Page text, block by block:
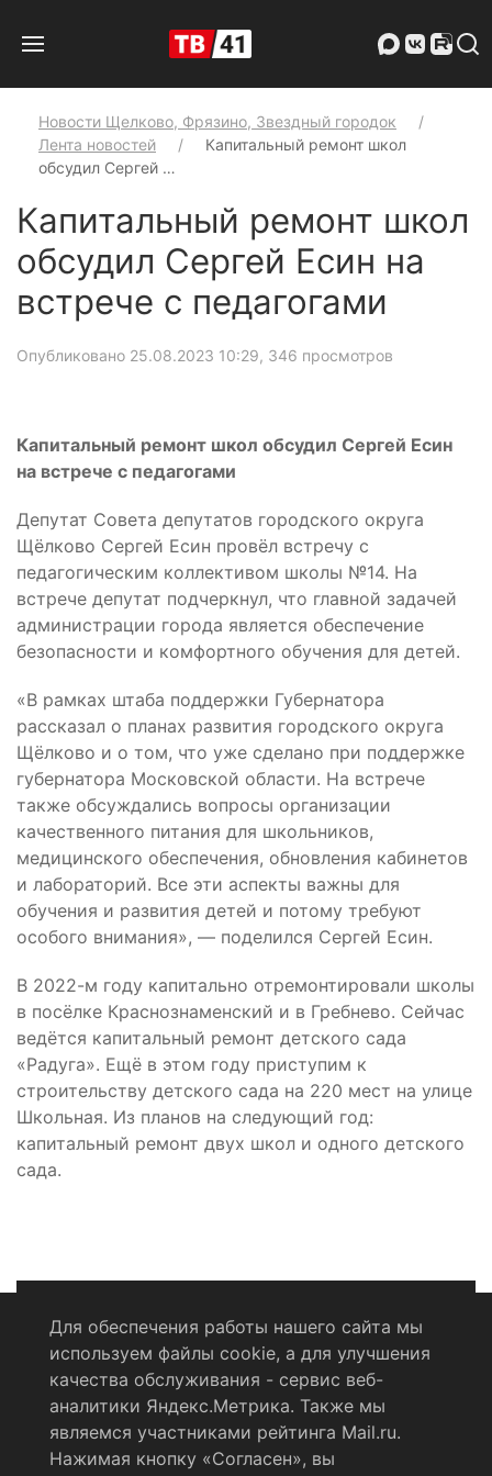
Новости Щелково, Фрязино, Звездный городок
Лента новостей
Капитальный ремонт школ
обсудил Сергей …
Капитальный ремонт школ
обсудил Сергей Есин на
встрече с педагогами
Опубликовано 25.08.2023 10:29, 346 просмотров
Капитальный ремонт школ обсудил Сергей Есин
на встрече с педагогами
Депутат Совета депутатов городского округа
Щёлково Сергей Есин провёл встречу с
педагогическим коллективом школы №14. На
встрече депутат подчеркнул, что главной задачей
администрации города является обеспечение
безопасности и комфортного обучения для детей.
«В рамках штаба поддержки Губернатора
рассказал о планах развития городского округа
Щёлково и о том, что уже сделано при поддержке
губернатора Московской области. На встрече
также обсуждались вопросы организации
качественного питания для школьников,
медицинского обеспечения, обновления кабинетов
и лабораторий. Все эти аспекты важны для
обучения и развития детей и потому требуют
особого внимания», — поделился Сергей Есин.
В 2022-м году капитально отремонтировали школы
в посёлке Краснознаменский и в Гребнево. Сейчас
ведётся капитальный ремонт детского сада
«Радуга». Ещё в этом году приступим к
строительству детского сада на 220 мест на улице
Школьная. Из планов на следующий год:
капитальный ремонт двух школ и одного детского
сада.
Политика конфиденциальности
Согласие на обработку персональных данных
RSS-лента
Для обеспечения работы нашего сайта мы
используем файлы cookie, а для улучшения
качества обслуживания - сервис веб-
аналитики Яндекс.Метрика. Также мы
являемся участниками рейтинга Mail.ru.
Нажимая кнопку «Согласен», вы